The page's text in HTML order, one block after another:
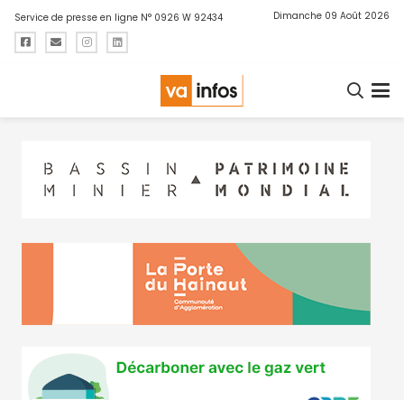
Service de presse en ligne N° 0926 W 92434 Dimanche 09 Août 2026